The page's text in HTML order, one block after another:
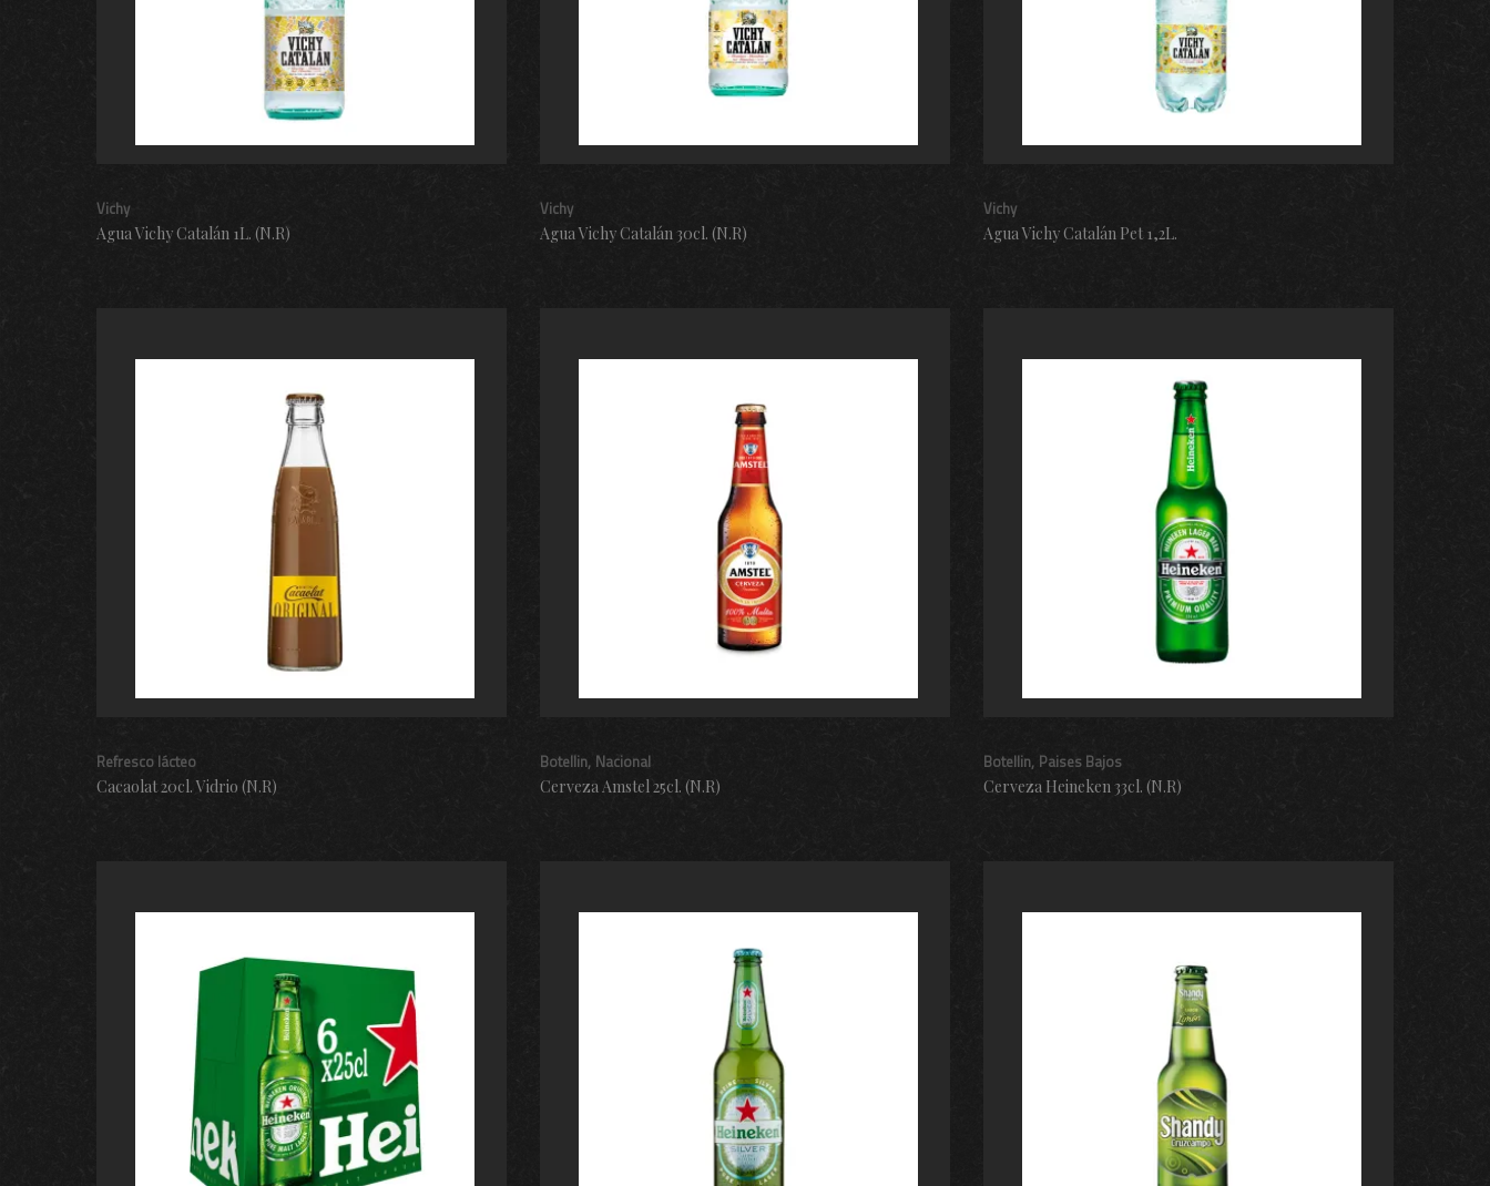
Vichy
Agua Vichy Catalán 1L. (N.R)
Vichy
Agua Vichy Catalán 30cl. (N.R)
Vichy
Agua Vichy Catalán Pet 1,2L.
Refresco lácteo
Cacaolat 20cl. Vidrio (N.R)
Botellin Nacional
Cerveza Amstel 25cl. (N.R)
Botellin Paises Bajos
Cerveza Heineken 33cl. (N.R)